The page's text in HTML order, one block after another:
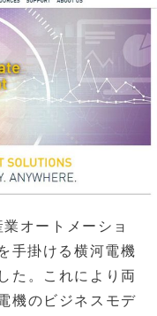
オートメーショ
手掛ける横河電機
た。これにより両
機のビジネスモデ